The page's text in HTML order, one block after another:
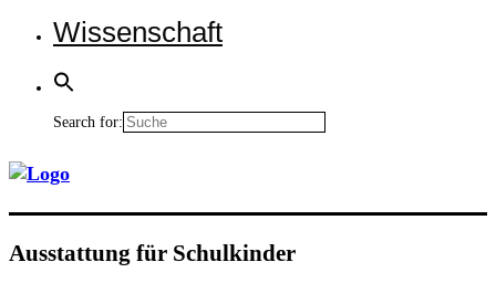
Wis­sen­schaft
Search for:
Aus­stat­tung für Schulkinder